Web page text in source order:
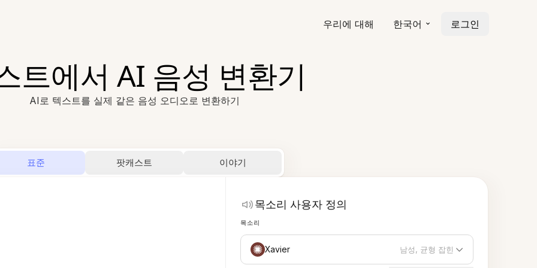
우리에 대해 한국어 로그인
트에서 AI 음성 변환기
AI로 텍스트를 실제 같은 음성 오디오로 변환하기
표준 팟캐스트 이야기
목소리 사용자 정의
목소리
Xavier 남성, 균형 잡힌